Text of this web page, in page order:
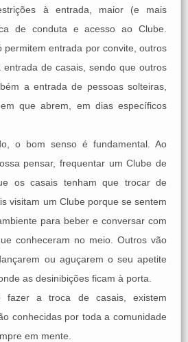
à entrada, maior (e mais
de conduta e acesso ao Clube.
permitem entrada por convite, outros
de casais, sendo que outros
a entrada de pessoas solteiras,
que abrem, em dias específicos
o bom senso é fundamental. Ao
pensar, frequentar um Clube de
os casais tenham que trocar de
visitam um Clube porque se sentem
para beber e conversar com
conheceram no meio. Outros vão
ou aguçarem o seu apetite
as desinibições ficam à porta.
fazer a troca de casais, existem
conhecidas por toda a comunidade
em mente.